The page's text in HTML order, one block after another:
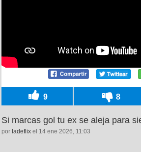
9 8
Si marcas gol tu ex se aleja para
por ladeflix el 14 ene 2026, 11:03